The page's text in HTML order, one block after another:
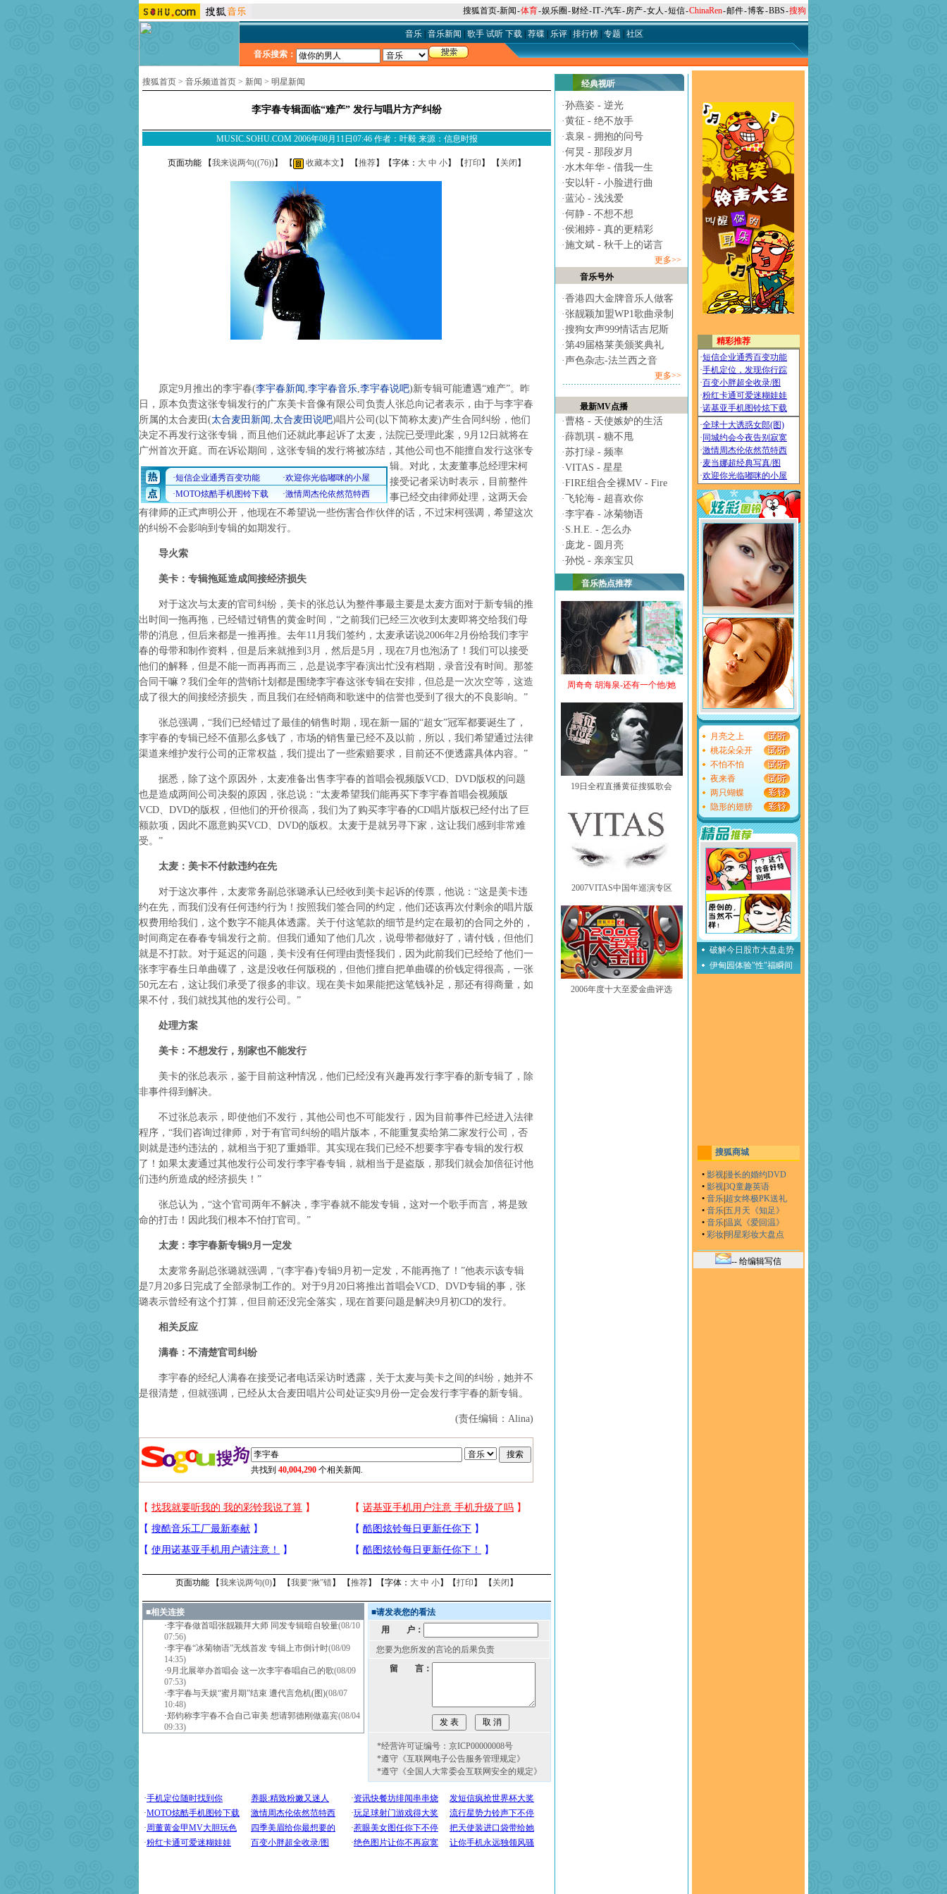
搜狐首页-新闻-体育-娱乐圈 -财经-IT-汽车-房产-女人 -短信-ChinaRen-邮件-博客-BBS-搜狗
音乐| 音乐新闻 歌手 试听 下载| 荐碟| 乐评| 排行榜| 专题 社区
音乐搜索：
搜狐首页 > 音乐频道首页 > 新闻 > 明星新闻
李宇春专辑面临“难产” 发行与唱片方产纠纷
MUSIC.SOHU.COM 2006年08月11日07:46 作者：叶毅 来源：信息时报
页面功能 【我来说两句((76))】 【 收藏本文 】 【推荐】【字体： 大 中 小】【打印 】 【 关闭 】
原定9月推出的李宇春(李宇春新闻 ,李宇春音乐,李宇春说吧)新专辑可能遭遇“难产”。昨
日，原本负责这张专辑发行的广东美卡音像有限公司负责人张总向记者表示，由于与李宇春
所属的太合麦田 (太合麦田新闻 ,太合麦田说吧)唱片公司(以下简称太麦)产生合同纠纷，他们
决定不再发行这张专辑，而且他们还就此事起诉了太麦，法院已受理此案，9月12日就将在
广州首次开庭。而在诉讼期间，这张专辑的发行将被冻结，其他公司也不能擅自发行这张专
辑。 对此，太麦董事总经理宋柯
接受记者采访时表示，目前整件
事已经交由律师处理，这两天会
有律师的正式声明公开，他现在不希望说一些伤害合作伙伴的话，不过宋柯强调，希望这次
的纠纷不会影响到专辑的如期发行。
导火索
美卡：专辑拖延造成间接经济损失
对于这次与太麦的官司纠纷，美卡的张总认为整件事最主要是太麦方面对于新专辑的推
出时间一拖再拖，已经错过销售的黄金时间，“之前我们已经三次收到太麦即将交给我们母
带的消息，但后来都是一推再推。去年11月我们签约，太麦承诺说2006年2月份给我们李宇
春的母带和制作资料，但是后来就推到3月，然后是5月，现在7月也泡汤了！我们可以接受
他们的解释，但是不能一而再再而三，总是说李宇春演出忙没有档期，录音没有时间。那签
合同干嘛？我们全年的营销计划都是围绕李宇春这张专辑在安排，但总是一次次空等，这造
成了很大的间接经济损失，而且我们在经销商和歌迷中的信誉也受到了很大的不良影响。”
张总强调，“我们已经错过了最佳的销售时期，现在新一届的“超女”冠军都要诞生了，
李宇春的专辑已经不值那么多钱了，市场的销售量已经不及以前，所以，我们希望通过法律
渠道来维护发行公司的正常权益，我们提出了一些索赔要求，目前还不便透露具体内容。”
据悉，除了这个原因外，太麦准备出售李宇春的首唱会视频版VCD、DVD版权的问题
也是造成两间公司决裂的原因，张总说：“太麦希望我们能再买下李宇春首唱会视频版
VCD、DVD的版权，但他们的开价很高，我们为了购买李宇春的CD唱片版权已经付出了巨
额款项，因此不愿意购买VCD、DVD的版权。太麦于是就另寻下家，这让我们感到非常难
受。”
太麦：美卡不付款违约在先
对于这次事件，太麦常务副总张璐承认已经收到美卡起诉的传票，他说：“这是美卡违
约在先，而我们没有任何违约行为！按照我们签合同的约定，他们还该再次付剩余的唱片版
权费用给我们，这个数字不能具体透露。关于付这笔款的细节是约定在最初的合同之外的，
时间商定在春春专辑发行之前。但我们通知了他们几次，说母带都做好了，请付钱，但他们
就是不打款。对于延迟的问题，美卡没有任何理由责怪我们，因为此前我们已经给了他们一
张李宇春生日单曲碟了，这是没收任何版税的，但他们擅自把单曲碟的价钱定得很高，一张
50元左右，这让我们承受了很多的非议。现在美卡如果能把这笔钱补足，那还有得商量，如
果不付，我们就找其他的发行公司。”
处理方案
美卡：不想发行，别家也不能发行
美卡的张总表示，鉴于目前这种情况，他们已经没有兴趣再发行李宇春的新专辑了，除
非事件得到解决。
不过张总表示，即使他们不发行，其他公司也不可能发行，因为目前事件已经进入法律
程序，“我们咨询过律师，对于有官司纠纷的唱片版本，不能重复卖给第二家发行公司，否
则就是违约违法的，就相当于犯了重婚罪。其实现在我们已经不想要李宇春专辑的发行权
了！如果太麦通过其他发行公司发行李宇春专辑，就相当于是盗版，那我们就会加倍征讨他
们违约所造成的经济损失！”
张总认为，“这个官司两年不解决，李宇春就不能发专辑，这对一个歌手而言，将是致
命的打击！因此我们根本不怕打官司。”
太麦：李宇春新专辑9月一定发
太麦常务副总张璐就强调，“(李宇春)专辑9月初一定发，不能再拖了！”他表示该专辑
是7月20多日完成了全部录制工作的。对于9月20日将推出首唱会VCD、DVD专辑的事，张
璐表示曾经有这个打算，但目前还没完全落实，现在首要问题是解决9月初CD的发行。
相关反应
满春：不清楚官司纠纷
李宇春的经纪人满春在接受记者电话采访时透露，关于太麦与美卡之间的纠纷，她并不
是很清楚，但就强调，已经从太合麦田唱片公司处证实9月份一定会发行李宇春的新专辑。
(责任编辑：Alina)
共找到 40,004,290 个相关新闻.
页面功能 【我来说两句(0)】 【我要“揪”错】 【推荐】【字体： 大 中 小】【打印 】 【 关闭 】
■相关连接
·李宇春做首唱张靓颖拜大师 同发专辑暗自较量(08/10
07:56)
·李宇春“冰菊物语”无线首发 专辑上市倒计时(08/09
14:35)
·9月北展举办首唱会 这一次李宇春唱自己的歌(08/09
07:53)
·李宇春与天娱“蜜月期”结束 遭代言危机(图)(08/07
10:48)
·郑钧称李宇春不合自己审美 想请郭德刚做嘉宾(08/04
09:33)
■请发表您的看法
用 户：
您要为您所发的言论的后果负责
留 言：
*经营许可证编号：京ICP00000008号
*遵守《互联网电子公告服务管理规定》
*遵守《全国人大常委会互联网安全的规定》
经典视听
·孙燕姿 - 逆光
·黄征 - 绝不放手
·袁泉 - 拥抱的问号
·何炅 - 那段岁月
·水木年华 - 借我一生
·安以轩 - 小脸进行曲
·蓝沁 - 浅浅爱
·何静 - 不想不想
·侯湘婷 - 真的更精彩
·施文斌 - 秋千上的诺言
更多>>
音乐号外
·香港四大金牌音乐人做客
·张靓颖加盟WP1歌曲录制
·搜狗女声999情话吉尼斯
·第49届格莱美颁奖典礼
·声色杂志-法兰西之音
更多>>
最新MV点播
·曹格 - 天使嫉妒的生活
·薛凯琪 - 糖不甩
·苏打绿 - 频率
·VITAS - 星星
·FIRE组合全裸MV - Fire
· 飞轮海 - 超喜欢你
·李宇春 - 冰菊物语
· S.H.E. - 怎么办
· 庞龙 - 圆月亮
·孙悦 - 亲亲宝贝
音乐热点推荐
周奇奇 胡海泉-还有一个他/她
19日全程直播黄征搜狐歌会
2007VITAS中国年巡演专区
2006年度十大至爱金曲评选
月亮之上
桃花朵朵开
不怕不怕
夜来香
两只蝴蝶
隐形的翅膀
破解今日股市大盘走势
伊甸园体验"性"福瞬间
搜狐商城
• 影视漫长的婚约DVD
• 影视3Q童趣英语
• 音乐 超女终极PK送礼
• 音乐五月天《知足》
• 音乐温岚《爱回温》
• 彩妆明星彩妆大盘点
-- 给编辑写信